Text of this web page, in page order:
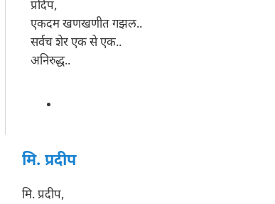
प्रदिप,
एकदम खणखणीत गझल..
सर्वच शेर एक से एक..
अनिरुद्ध..
मि. प्रदीप
मि. प्रदीप,